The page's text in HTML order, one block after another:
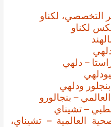
لكناو
لكناو
– دلهي
ودلهي
– بنجالورو
– تشيناي
العالمية – تشيناي،